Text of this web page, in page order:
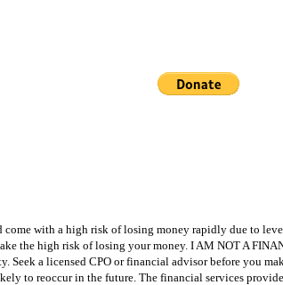
with a high risk of losing money rapidly due to
the high risk of losing your money. I AM NOT A
a licensed CPO or financial advisor before you
to reoccur in the future. The financial services